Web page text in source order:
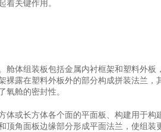
关键作用。
体组装板包括金属内衬框架和塑料外板
露在塑料外板外的部分构成拼装法兰，
舱的密封性。
或长方体各个面的平面板、构建用于构
角面板边缘部分形成平面法兰，使组装